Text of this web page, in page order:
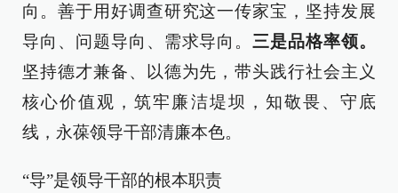
向。善于用好调查研究这一传家宝，坚持发展
导向、问题导向、需求导向。 三是品格率领。
坚持德才兼备、以德为先，带头践行社会主义
核心价值观，筑牢廉洁堤坝，知敬畏、守底
线，永葆领导干部清廉本色。
“导”是领导干部的根本职责